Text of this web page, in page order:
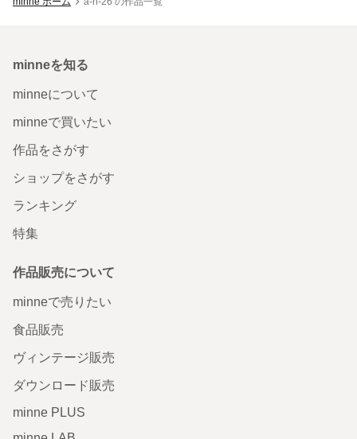
minneを知る
minneについて
minneで買いたい
作品をさがす
ショップをさがす
ランキング
特集
作品販売について
minneで売りたい
食品販売
ヴィンテージ販売
ダウンロード販売
minne PLUS